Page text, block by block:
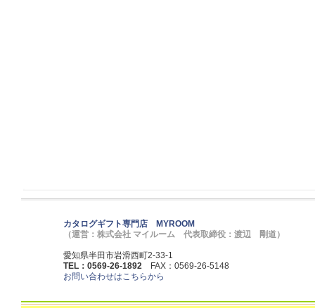
カタログギフト専門店 MYROOM
（運営：株式会社 マイルーム 代表取締役：渡辺 剛道）
愛知県半田市岩滑西町2-33-1
TEL：0569-26-1892 FAX：0569-26-5148
お問い合わせはこちらから